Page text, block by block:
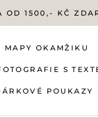
OD 1500,- KČ
MAPY OKAMŽIKU
MAPY OKAMŽIKU
S
S
POUKAZY
POUKAZY